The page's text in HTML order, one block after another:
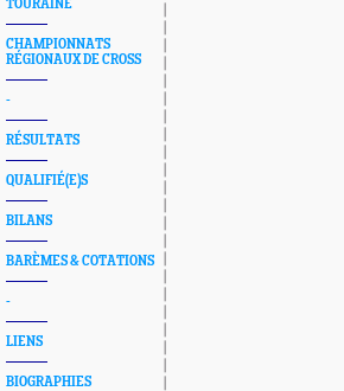
TOURAINE
CHAMPIONNATS
RÉGIONAUX DE CROSS
-
RÉSULTATS
QUALIFIÉ(E)S
BILANS
BARÈMES & COTATIONS
-
LIENS
BIOGRAPHIES